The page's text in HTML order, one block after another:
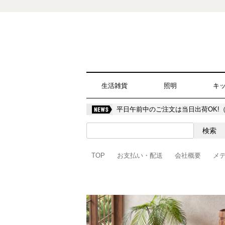
生活雑貨 照明 キ
平日午前中のご注文は当日出荷OK!
TOP お支払い・配送 会社概要 メ